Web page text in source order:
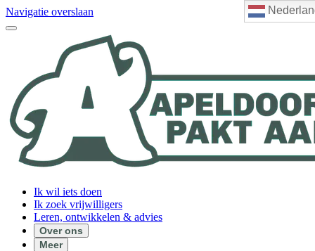
Navigatie overslaan
Ik wil iets doen
Ik zoek vrijwilligers
Leren, ontwikkelen & advies
Over ons
Meer